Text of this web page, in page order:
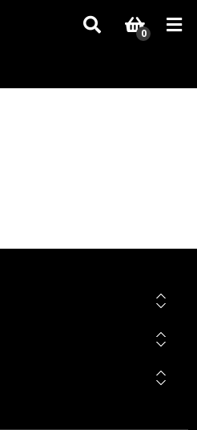
dodání dílů, které nejsou skladem,
za pochopení.
0